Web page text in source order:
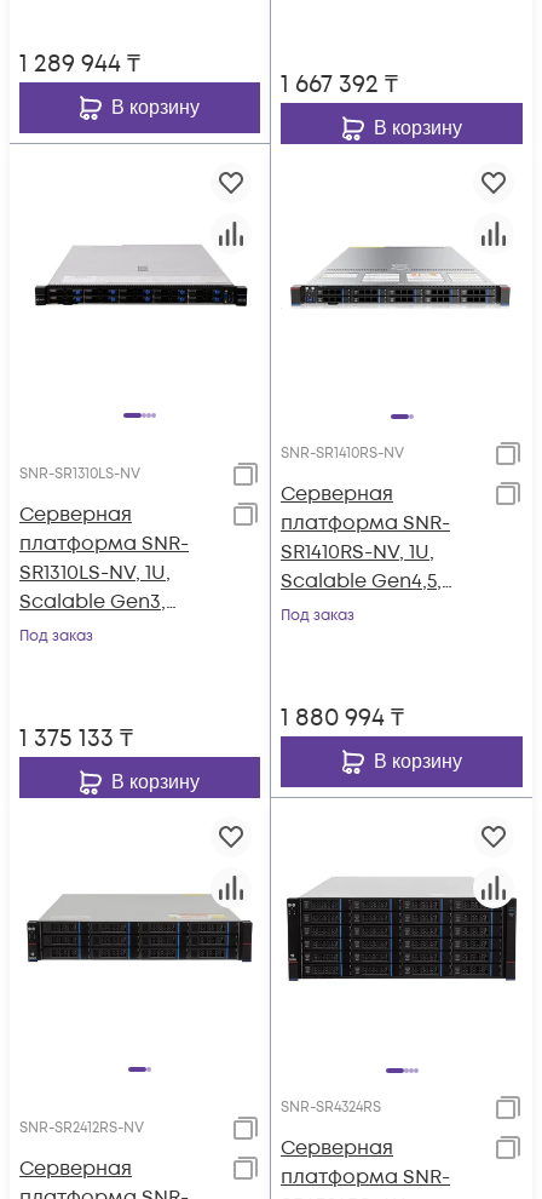
1 289 944₸
В корзину
1 667 392 ₸
В корзину
SNR-SR1310LS-NV
Серверная
платформа SNR-
SR1310LS-NV, 1U,
Scalable Gen3,
DDR4, 10xHDD,
Под заказ
1 375 133 ₸
В корзину
SNR-SR1410RS-NV
Серверная
платформа SNR-
SR1410RS-NV, 1U,
Scalable Gen4,5,
DDR5,
Под заказ
1 880 994₸
В корзину
SNR-SR2412RS-NV
Серверная
SNR-SR4324RS
Серверная
платформа SNR-